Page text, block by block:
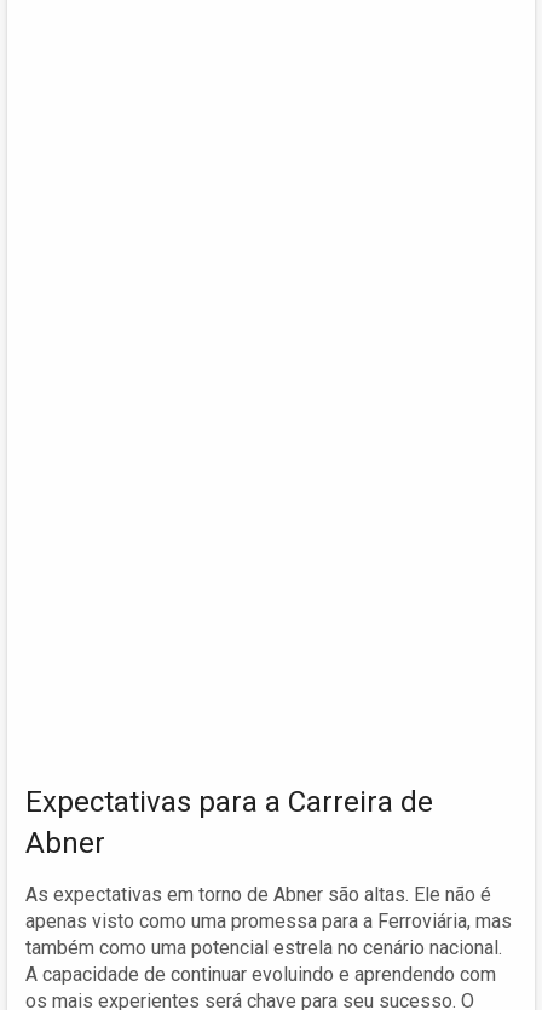
Expectativas para a Carreira de
Abner
As expectativas em torno de Abner são altas. Ele não é
apenas visto como uma promessa para a Ferroviária, mas
também como uma potencial estrela no cenário nacional.
A capacidade de continuar evoluindo e aprendendo com
os mais experientes será chave para seu sucesso. O